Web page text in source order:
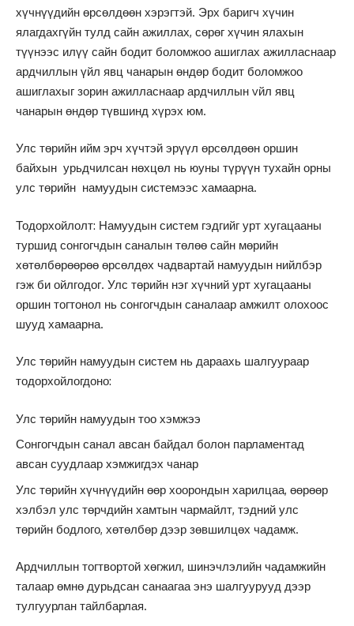
хүчнүүдийн өрсөлдөөн хэрэгтэй. Эрх баригч хүчин
ялагдахгүйн тулд сайн ажиллах, сөрөг хүчин ялахын
түүнээс илүү сайн бодит боломжоо ашиглах ажилласнаар
ардчиллын үйл явц чанарын өндөр бодит боломжоо
ашиглахыг зорин ажилласнаар ардчиллын vйл явц
чанарын өндөр түвшинд хүрэх юм.
Улс төрийн ийм эрч хүчтэй эрүүл өрсөлдөөн оршин
байхын урьдчилсан нөхцөл нь юуны түрүүн тухайн орны
улс төрийн намуудын системээс хамаарна.
Тодорхойлолт: Намуудын систем гэдгийг урт хугацааны
туршид сонгогчдын саналын төлөө сайн мөрийн
хөтөлбөрөөрөө өрсөлдөх чадвартай намуудын нийлбэр
гэж би ойлгодог. Улс төрийн нэг хүчний урт хугацааны
оршин тогтонол нь сонгогчдын саналаар амжилт олохоос
шууд хамаарна.
Улс төрийн намуудын систем нь дараахь шалгуураар
тодорхойлогдоно:
Улс төрийн намуудын тоо хэмжээ
Сонгогчдын санал авсан байдал болон парламентад
авсан суудлаар хэмжигдэх чанар
Улс төрийн хүчнүүдийн өөр хоорондын харилцаа, өөрөөр
хэлбэл улс төрчдийн хамтын чармайлт, тэдний улс
төрийн бодлого, хөтөлбөр дээр зөвшилцөх чадамж.
Ардчиллын тогтвортой хөгжил, шинэчлэлийн чадамжийн
талаар өмнө дурьдсан санаагаа энэ шалгуурууд дээр
тулгуурлан тайлбарлая.